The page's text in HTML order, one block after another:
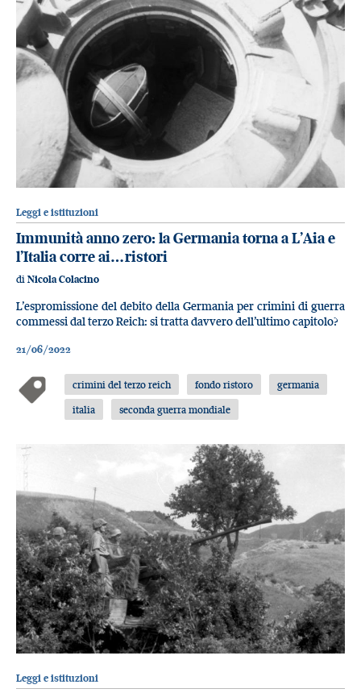
Leggi e istituzioni
Immunità anno zero: la Germania torna a L’Aia e
l’Italia corre ai…ristori
di Nicola Colacino
L’espromissione del debito della Germania per crimini di guerra
commessi dal terzo Reich: si tratta davvero dell’ultimo capitolo?
21/06/2022
crimini del terzo reich fondo ristoro
germania
italia
seconda guerra mondiale
Leggi e istituzioni